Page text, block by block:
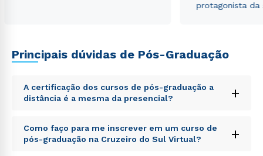
protagonista da
Principais dúvidas de Pós-Graduação
A certificação dos cursos de pós-graduação a
distância é a mesma da presencial?
+
Sed ut perspiciatis unde omnis iste natus error sit
voluptatem accusantium doloremque laudantium,
totam rem aperiam, eaque ipsa quae ab illo inventore
Como faço para me inscrever em um curso de
pós-graduação na Cruzeiro do Sul Virtual?
+
Rápido e fácil
ou